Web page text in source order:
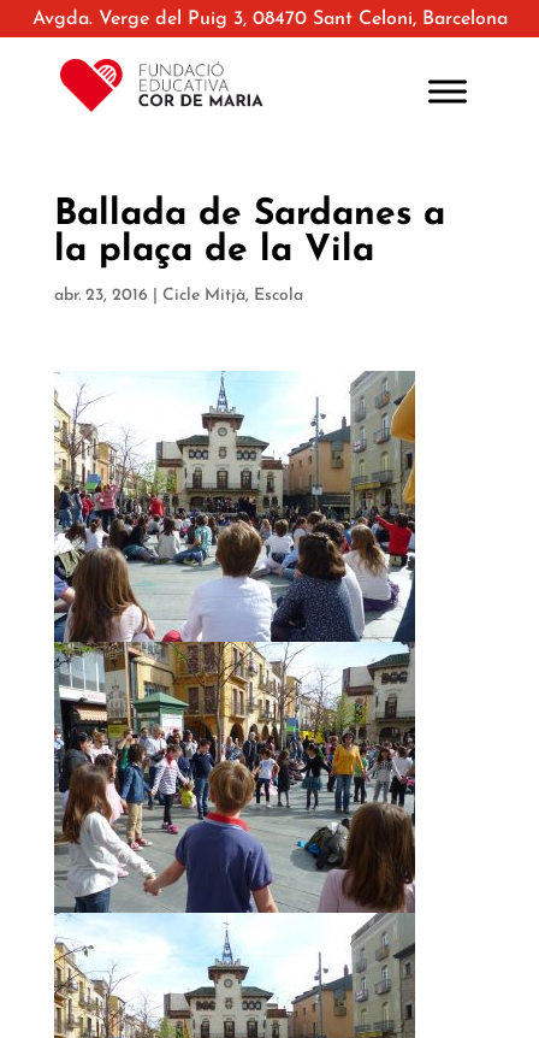
Avgda. Verge del Puig 3, 08470 Sant Celoni, Barcelona
Ballada de Sardanes a
la plaça de la Vila
abr. 23, 2016 Cicle Mitjà, Escola